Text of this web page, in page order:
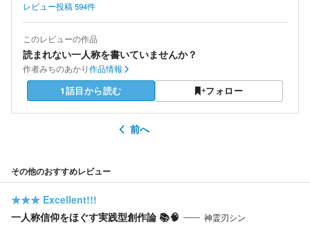
レビュー投稿594件
このレビューの作品
読まれない一人称を書いていませんか？
作者みちのあかり作品情報
1話目から読む フォロー
前へ
その他のおすすめレビュー
★★★ Excellent!!!
一人称信仰をほぐす実践型創作論 📚🧠
神霊刃シン